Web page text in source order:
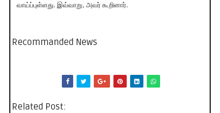
வாய்ப்புள்ளது. இவ்வாறு, அவர் கூறினார்.
Recommanded News
Related Post: